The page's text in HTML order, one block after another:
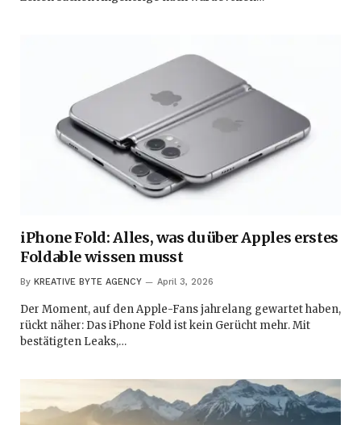
iPhone Fold: Alles, was du über Apples erstes
Foldable wissen musst
By KREATIVE BYTE AGENCY April 3, 2026
Der Moment, auf den Apple-Fans jahrelang gewartet haben,
rückt näher: Das iPhone Fold ist kein Gerücht mehr. Mit
bestätigten Leaks,…